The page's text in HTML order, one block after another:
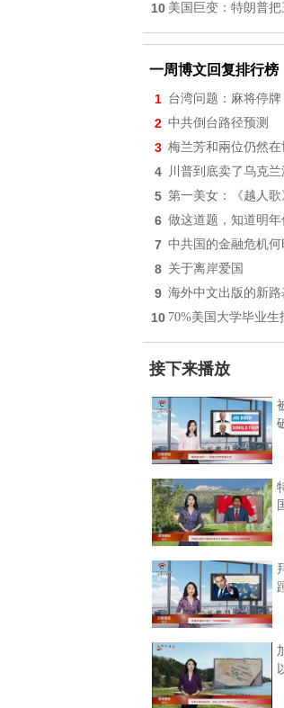
10 美国巨变：特朗普
一周博文回复排行榜
1 台湾问题：麻将停牌
2 中共倒台路径预测
3 梅兰芳和兩位仍然
4 川普到底卖了乌克兰
5 第一美女：《越人
6 做这道题，知道明年
7 中共国的金融危机何
8 关于离岸爱国
9 海外中文出版的新路
10 70%美国大学毕业生
接下来播放